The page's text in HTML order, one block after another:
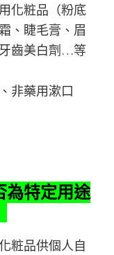
化粧品（粉底
、睫毛膏、眉
齒美白劑…等
非藥用漱口
為特定用途
粧品供個人自